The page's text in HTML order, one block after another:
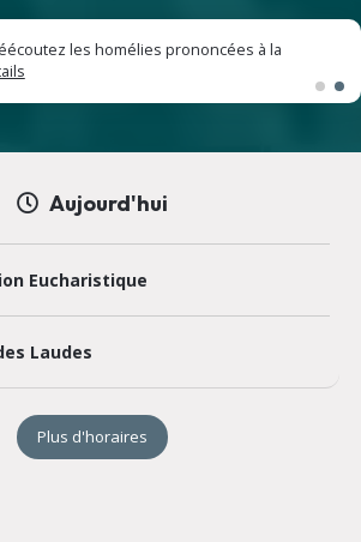
les homélies prononcées à la
Aujourd'hui
Eucharistique
Laudes
Plus d'horaires